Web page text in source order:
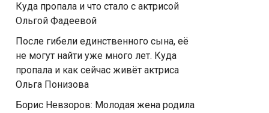
Куда пропала и что стало с актрисой
Ольгой Фадеевой
После гибели единственного сына, её
не могут найти уже много лет. Куда
пропала и как сейчас живёт актриса
Ольга Понизова
Борис Невзоров: Молодая жена родила